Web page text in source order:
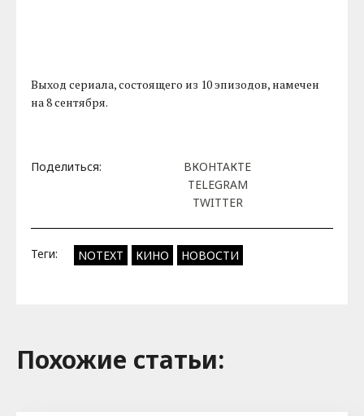
Выход сериала, состоящего из 10 эпизодов, намечен
на 8 сентября.
Поделиться:
ВКОНТАКТЕ
TELEGRAM
TWITTER
Теги: NOTEXT КИНО НОВОСТИ
Похожие cтатьи: